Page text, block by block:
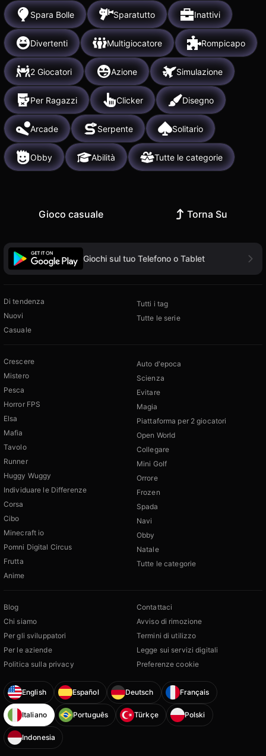
Spara Bolle Sparatutto Inattivi
Divertenti Multigiocatore Rompicapo
2 Giocatori Azione Simulazione
Per Ragazzi Clicker Disegno
Arcade Serpente Solitario
Obby Abilità Tutte le categorie
Gioco casuale Torna Su
Giochi sul tuo Telefono o Tablet
Di tendenza
Nuovi
Casuale
Tutti i tag
Tutte le serie
Crescere
Mistero
Pesca
Horror FPS
Elsa
Mafia
Tavolo
Runner
Huggy Wuggy
Individuare le Differenze
Corsa
Cibo
Minecraft io
Pomni Digital Circus
Frutta
Anime
Auto d'epoca
Scienza
Evitare
Magia
Piattaforma per 2 giocatori
Open World
Collegare
Mini Golf
Orrore
Frozen
Spada
Navi
Obby
Natale
Tutte le categorie
Blog
Chi siamo
Per gli sviluppatori
Per le aziende
Politica sulla privacy
Contattaci
Avviso di rimozione
Termini di utilizzo
Legge sui servizi digitali
Preferenze cookie
English Español Deutsch Français
Italiano Português Türkçe Polski
Indonesia